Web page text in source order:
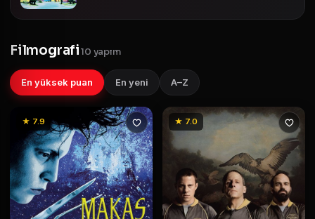
Filmografi10 yapım
En yüksek puan En yeni A–Z
★ 7.9 ★ 7.0